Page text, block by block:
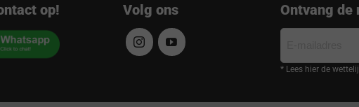
op! Volg ons Ontvang
* Lees hier de